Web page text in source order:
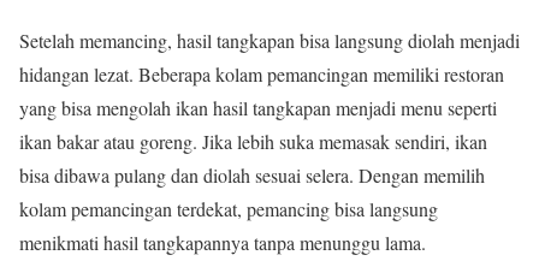
Setelah memancing, hasil tangkapan bisa langsung diolah menjadi
hidangan lezat. Beberapa kolam pemancingan memiliki restoran
yang bisa mengolah ikan hasil tangkapan menjadi menu seperti
ikan bakar atau goreng. Jika lebih suka memasak sendiri, ikan
bisa dibawa pulang dan diolah sesuai selera. Dengan memilih
kolam pemancingan terdekat, pemancing bisa langsung
menikmati hasil tangkapannya tanpa menunggu lama.